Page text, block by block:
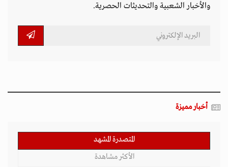
والأخبار الشعبية والتحديثات الحصرية.
أخبار مميزة
المتصدرة المشهد
الأكثر مشاهدة